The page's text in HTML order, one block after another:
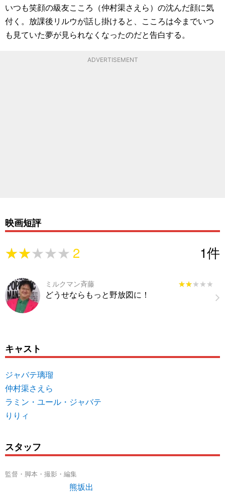
いつも笑顔の級友こころ（仲村渠さえら）の沈んだ顔に気
付く。放課後リルウが話し掛けると、こころは今までいつ
も見ていた夢が見られなくなったのだと告白する。
ADVERTISEMENT
映画短評
★★★★★
★★★★★ 2 1件
ミルクマン斉藤 ★★★★★
★★★★★
どうせならもっと野放図に！
キャスト
ジャバテ璃瑠
仲村渠さえら
ラミン・ユール・ジャバテ
りりィ
スタッフ
監督・脚本・撮影・編集
熊坂出